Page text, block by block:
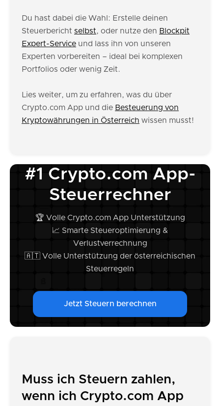
Du hast dabei die Wahl: Erstelle deinen
Steuerbericht selbst, oder nutze den Blockpit
Expert-Service und lass ihn von unseren
Experten vorbereiten – ideal bei komplexen
Portfolios oder wenig Zeit.
Lies weiter, um zu erfahren, was du über
Crypto.com App und die Besteuerung von
Kryptowährungen in Österreich wissen musst!
#1 Crypto.com App-
Steuerrechner
🏆 Volle Crypto.com App Unterstützung
📈 Smarte Steueroptimierung &
Verlustverrechnung
🇦🇹 Volle Unterstützung der österreichischen
Steuerregeln
Jetzt Steuern berechnen
Muss ich Steuern zahlen,
wenn ich Crypto.com App